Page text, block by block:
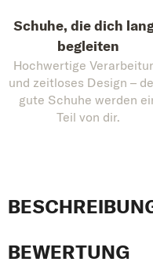
Schuhe, die dich
begleiten
Hochwertige
und zeitloses Design –
gute Schuhe werden
Teil von dir.
BEWERTUNG